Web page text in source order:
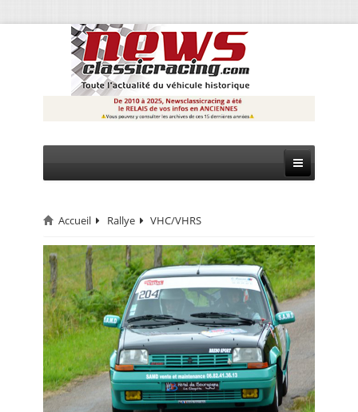
CIRCUIT
RALLYE
MONTAGNE
EVÈNEMENTS
CALENDRIER
FOCUS
Accueil Rallye VHC/VHRS